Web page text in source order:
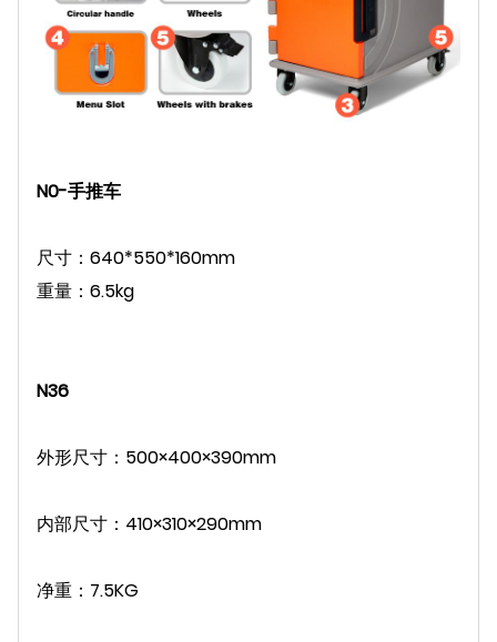
N0-手推车
尺寸：640*550*160mm
重量：6.5kg
N36
外形尺寸：500×400×390mm
内部尺寸：410×310×290mm
净重：7.5KG